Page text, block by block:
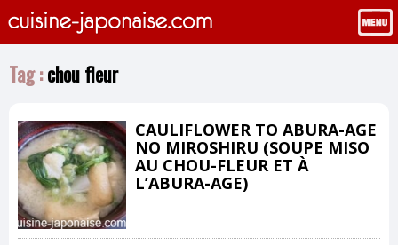
Tag :chou fleur
CAULIFLOWER TO ABURA-AGE
NO MIROSHIRU (SOUPE MISO
AU CHOU-FLEUR ET À
L’ABURA-AGE)